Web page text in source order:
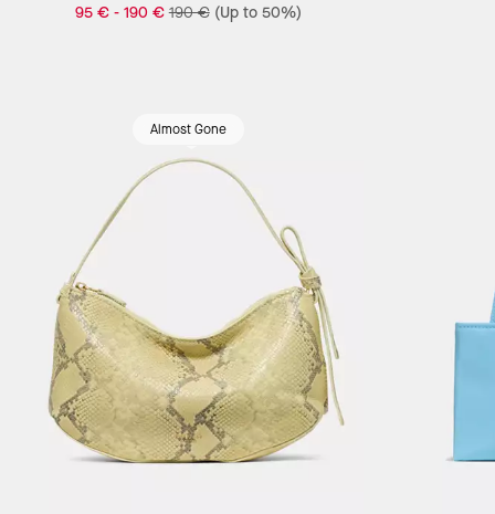
95 €- 190 € 190 € (Up to 50%)
Almost Gone